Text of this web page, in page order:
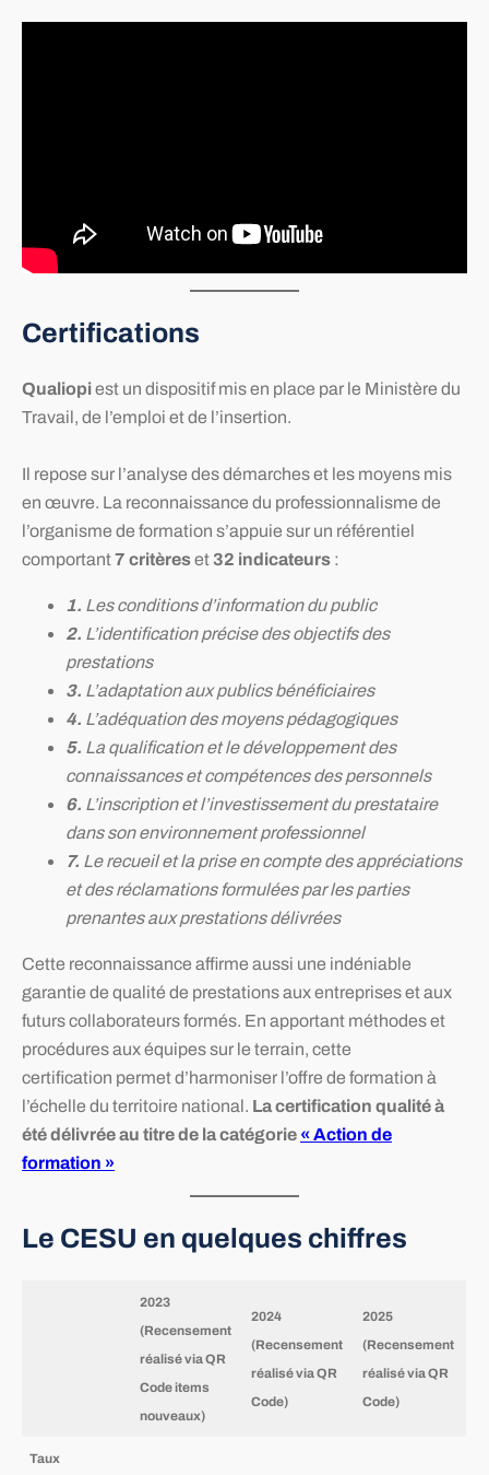
Certifications
Qualiopi est un dispositif mis en place par le Ministère du
Travail, de l’emploi et de l’insertion.
Il repose sur l’analyse des démarches et les moyens mis
en œuvre. La reconnaissance du professionnalisme de
l’organisme de formation s’appuie sur un référentiel
comportant7 critèreset32 indicateurs :
1. Les conditions d’information du public
2. L’identification précise des objectifs des
prestations
3. L’adaptation aux publics bénéficiaires
4. L’adéquation des moyens pédagogiques
5. La qualification et le développement des
connaissances et compétences des personnels
6. L’inscription et l’investissement du prestataire
dans son environnement professionnel
7. Le recueil et la prise en compte des appréciations
et des réclamations formulées par les parties
prenantes aux prestations délivrées
Cette reconnaissance affirme aussi une indéniable
garantie de qualité de prestations aux entreprises et aux
futurs collaborateurs formés. En apportant méthodes et
procédures aux équipes sur le terrain, cette
certification permet d’harmoniser l’offre de formation à
l’échelle du territoire national. La certification qualité à
été délivrée au titre de la catégorie « Action de
formation »
Le CESU en quelques chiffres
2023
(Recensement
réalisé via QR
Code items
nouveaux)
2024
(Recensement
réalisé via QR
Code)
2025
(Recensement
réalisé via QR
Code)
Taux